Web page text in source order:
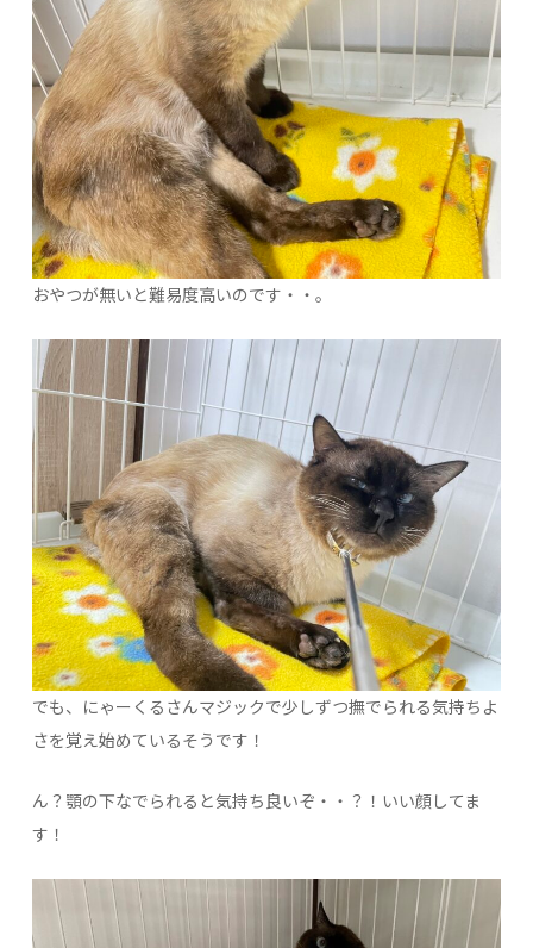
おやつが無いと難易度高いのです・・。
でも、にゃーくるさんマジックで少しずつ撫でられる気持ちよ
さを覚え始めているそうです！
ん？顎の下なでられると気持ち良いぞ・・？！いい顔してま
す！